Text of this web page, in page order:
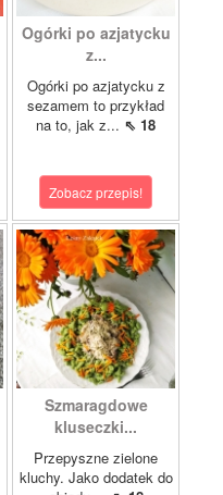
Ogórki po azjatycku
z...
Ogórki po azjatycku z
sezamem to przykład
na to, jak z... ⇖ 18
Zobacz przepis!
Szmaragdowe
kluseczki...
Przepyszne zielone
kluchy. Jako dodatek do